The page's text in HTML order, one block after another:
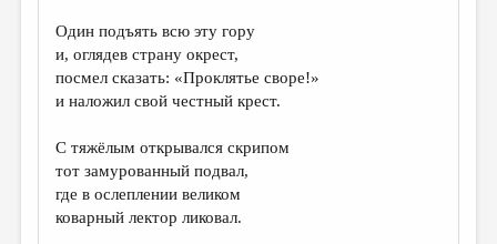
Один подъять всю эту гору
и, оглядев страну окрест,
посмел сказать: «Проклятье своре!»
и наложил свой честный крест.
С тяжёлым открывался скрипом
тот замурованный подвал,
где в ослеплении великом
коварный лектор ликовал.